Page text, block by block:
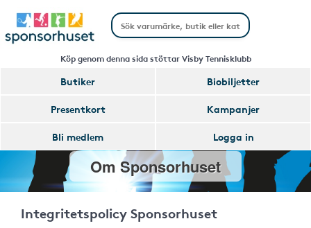
Köp genom denna sida stöttar Visby Tennisklubb
Butiker
Biobiljetter
Presentkort
Kampanjer
Bli medlem
Logga in
Om Sponsorhuset
Integritetspolicy Sponsorhuset